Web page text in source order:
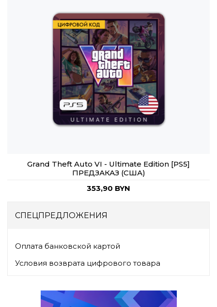
Grand Theft Auto VI - Ultimate Edition [PS5]
ПРЕДЗАКАЗ (США)
353,90 BYN
СПЕЦПРЕДЛОЖЕНИЯ
Оплата банковской картой
Условия возврата цифрового товара